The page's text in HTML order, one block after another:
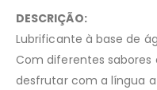
DESCRIÇÃO:
Lubrificante à base de
Com diferentes sabores
desfrutar com a língua